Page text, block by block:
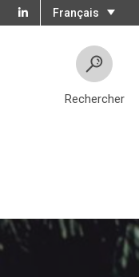
Français
Rechercher